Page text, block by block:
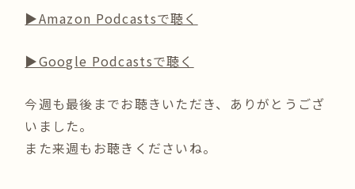
▶︎Amazon Podcastsで聴く
▶︎Google Podcastsで聴く
今週も最後までお聴きいただき、ありがとうござ
いました。
また来週もお聴きくださいね。